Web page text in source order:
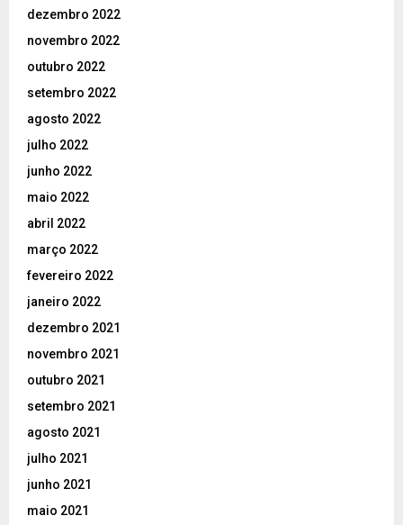
dezembro 2022
novembro 2022
outubro 2022
setembro 2022
agosto 2022
julho 2022
junho 2022
maio 2022
abril 2022
março 2022
fevereiro 2022
janeiro 2022
dezembro 2021
novembro 2021
outubro 2021
setembro 2021
agosto 2021
julho 2021
junho 2021
maio 2021